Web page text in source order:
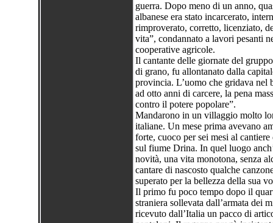
guerra. Dopo meno di un anno,
albanese era stato incarcerato,
rimproverato, corretto, licenziato,
vita”, condannato a lavori pesanti
cooperative agricole.
Il cantante delle giornate del
di grano, fu allontanato dalla
provincia. L’uomo che gridava nel
ad otto anni di carcere, la pena
contro il potere popolare”.
Mandarono in un villaggio molto
italiane. Un mese prima avevano
forte, cuoco per sei mesi al
sul fiume Drina. In quel luogo
novità, una vita monotona, senza
cantare di nascosto qualche
superato per la bellezza della sua
Il primo fu poco tempo dopo il
straniera sollevata dall’armata dei
ricevuto dall’Italia un pacco di